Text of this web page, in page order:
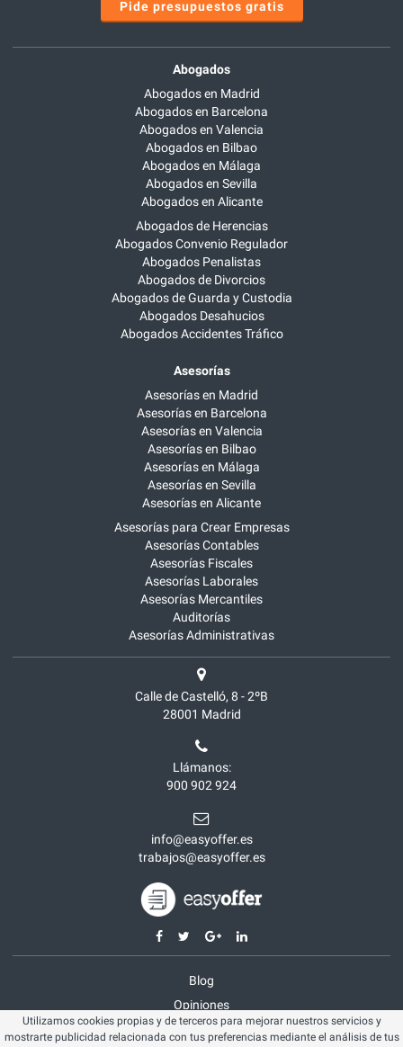
Pide presupuestos gratis
Abogados
Abogados en Madrid
Abogados en Barcelona
Abogados en Valencia
Abogados en Bilbao
Abogados en Málaga
Abogados en Sevilla
Abogados en Alicante
Abogados de Herencias
Abogados Convenio Regulador
Abogados Penalistas
Abogados de Divorcios
Abogados de Guarda y Custodia
Abogados Desahucios
Abogados Accidentes Tráfico
Asesorías
Asesorías en Madrid
Asesorías en Barcelona
Asesorías en Valencia
Asesorías en Bilbao
Asesorías en Málaga
Asesorías en Sevilla
Asesorías en Alicante
Asesorías para Crear Empresas
Asesorías Contables
Asesorías Fiscales
Asesorías Laborales
Asesorías Mercantiles
Auditorías
Asesorías Administrativas
Calle de Castelló, 8 - 2ºB
28001 Madrid
Llámanos:
900 902 924
info@easyoffer.es
trabajos@easyoffer.es
Blog
Opiniones
Aviso legal
Utilizamos cookies propias y de terceros para mejorar nuestros servicios y
mostrarte publicidad relacionada con tus preferencias mediante el análisis de tus